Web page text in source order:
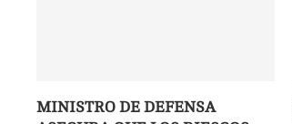
MINISTRO DE DEFENSA